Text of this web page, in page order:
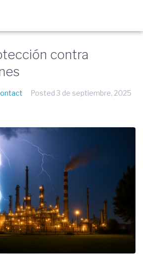
contra
Posted 3 de septiembre, 2025